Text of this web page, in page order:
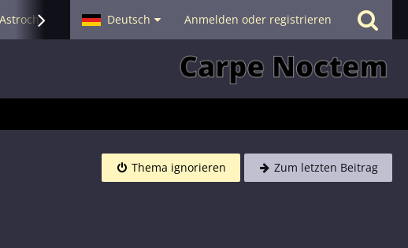
Astrochat - Smalltalk Hilfe
Deutsch Anmelden oder registrieren
Thema ignorieren Zum letzten Beitrag